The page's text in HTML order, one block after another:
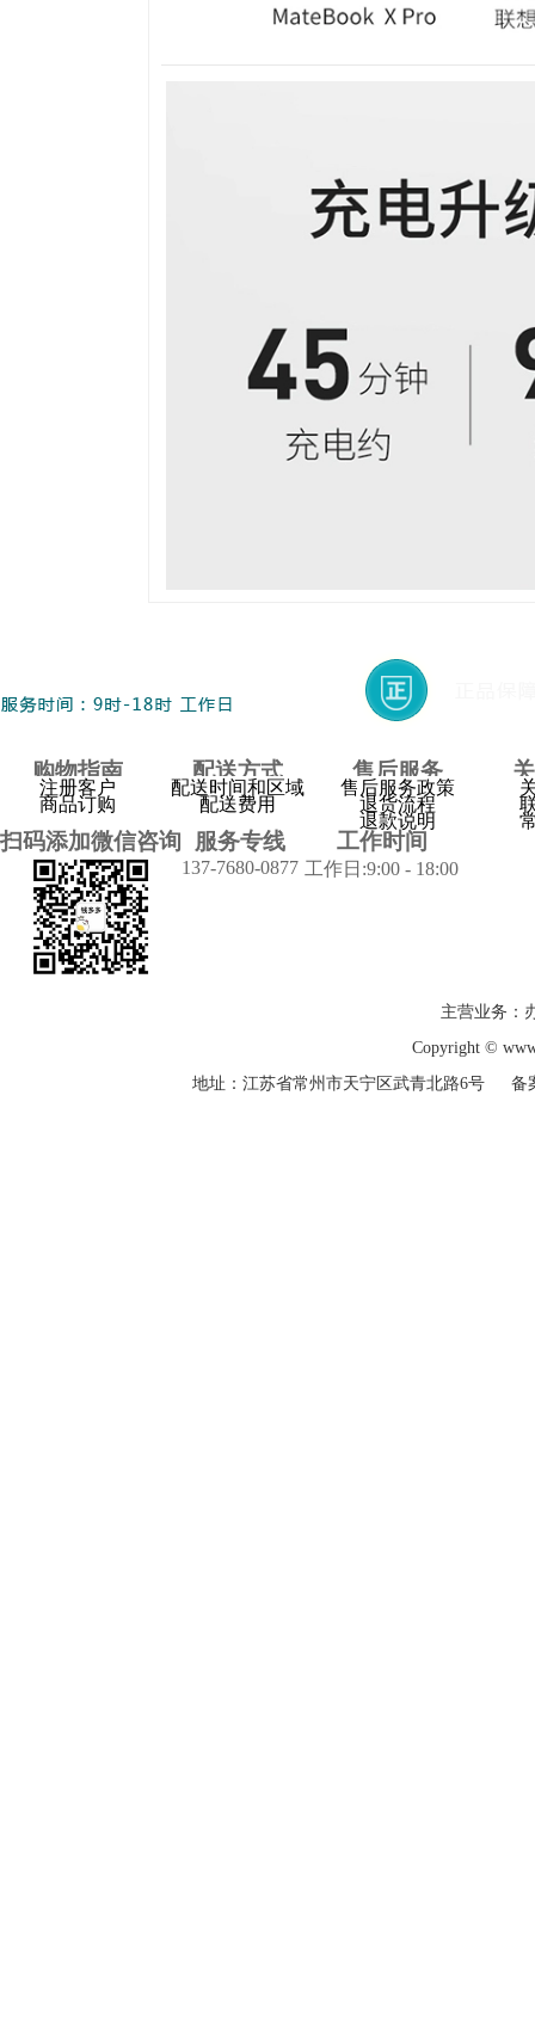
购物指南
注册客户
商品订购
配送方式
配送时间和区域
配送费用
售后服务
售后服务政策
退货流程
退款说明
扫码添加微信咨询 服务专线
137-7680-0877
工作时间
工作日:9:00 - 18:00
主营业务：
Copyright ©
地址：江苏省常州市天宁区武青北路6号 备